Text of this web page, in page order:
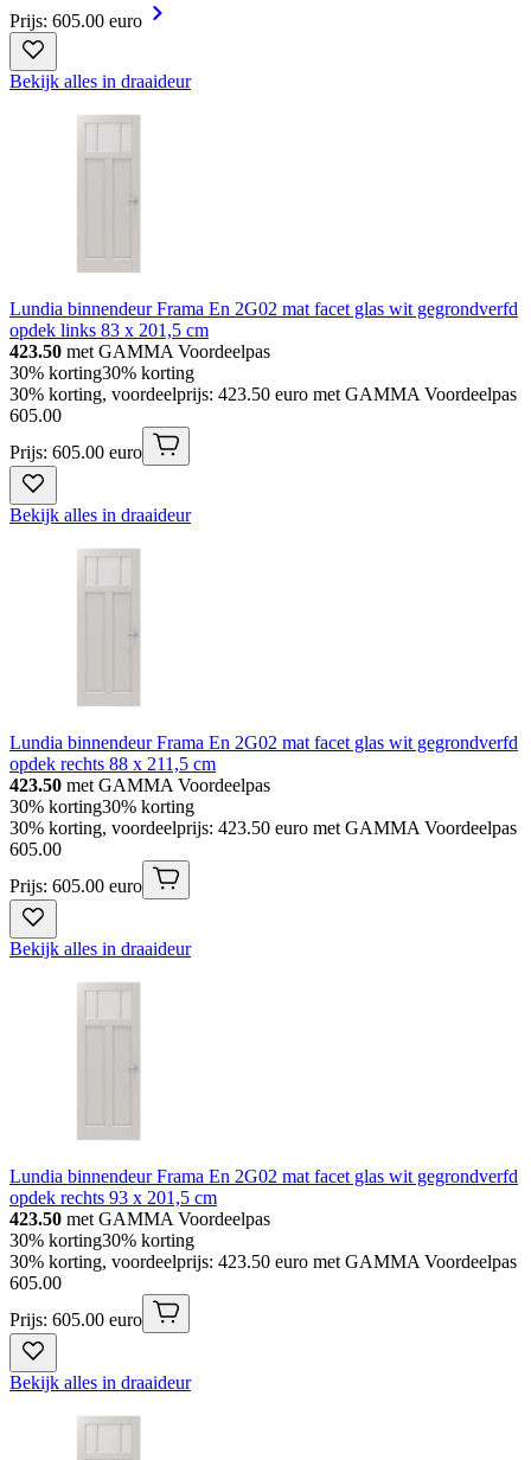
Prijs: 605.00 euro
Bekijk alles in draaideur
Lundia binnendeur Frama En 2G02 mat facet glas wit gegrondverfd
opdek links 83 x 201,5 cm
423.50 met GAMMA Voordeelpas
30% korting30% korting
30% korting, voordeelprijs: 423.50 euro met GAMMA Voordeelpas
605.00
Prijs: 605.00 euro
Bekijk alles in draaideur
Lundia binnendeur Frama En 2G02 mat facet glas wit gegrondverfd
opdek rechts 88 x 211,5 cm
423.50 met GAMMA Voordeelpas
30% korting30% korting
30% korting, voordeelprijs: 423.50 euro met GAMMA Voordeelpas
605.00
Prijs: 605.00 euro
Bekijk alles in draaideur
Lundia binnendeur Frama En 2G02 mat facet glas wit gegrondverfd
opdek rechts 93 x 201,5 cm
423.50 met GAMMA Voordeelpas
30% korting30% korting
30% korting, voordeelprijs: 423.50 euro met GAMMA Voordeelpas
605.00
Prijs: 605.00 euro
Bekijk alles in draaideur